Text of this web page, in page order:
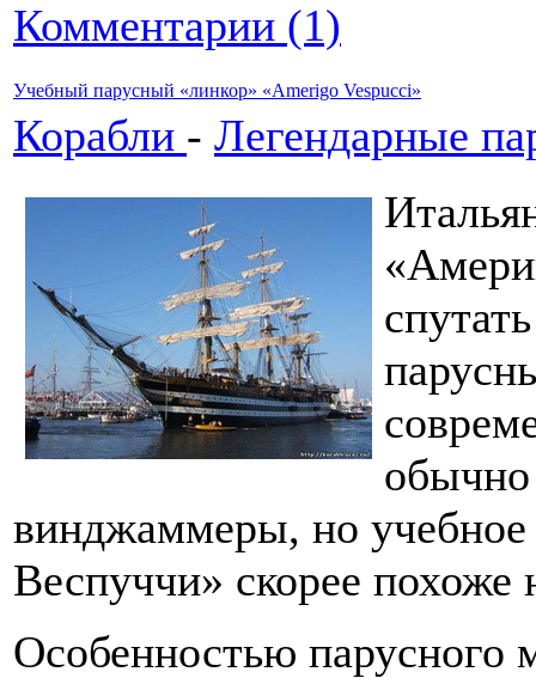
Комментарии (1)
Учебный парусный «линкор» «Amerigo Vespucci»
Корабли - Легендарные
обычно
винджаммеры, но учебное
Веспуччи» скорее похоже
Особенностью парусного